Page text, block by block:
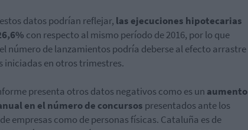
datos podrían reflejar, las ejecuciones hipotecarias
con respecto al mismo período de 2016, por lo que
número de lanzamientos podría deberse al efecto arrastre
iniciadas en otros trimestres.
presenta otros datos negativos como es un aumento
en el número de concursos presentados ante los
empresas como de personas físicas. Cataluña es de